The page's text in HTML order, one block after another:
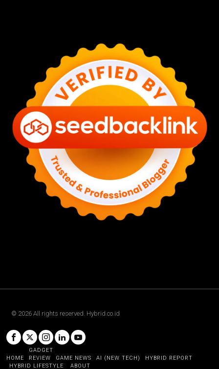
© 2026 All rights reserved. Hybrid.co.id
HOME
GADGET
REVIEW
GAME NEWS AI (NEW TECH)
HYBRID REPORT
HYBRID LIFESTYLE
ABOUT